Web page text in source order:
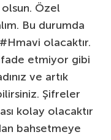
Özel
Bu durumda
olacaktır.
etmiyor gibi
ve artık
Şifreler
kolay olacaktır
bahsetmeye